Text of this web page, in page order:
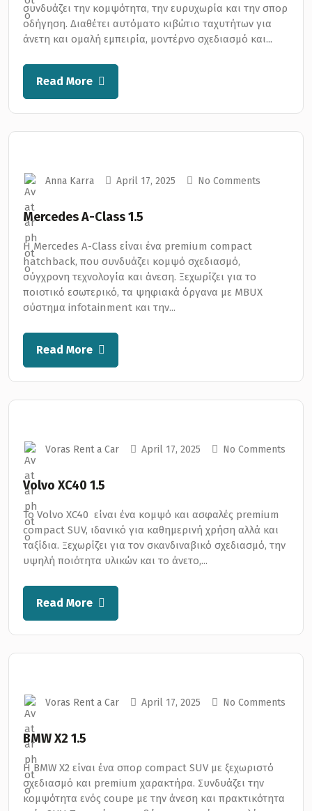
συνδυάζει την κομψότητα, την ευρυχωρία και την σπορ
οδήγηση. Διαθέτει αυτόματο κιβώτιο ταχυτήτων για
άνετη και ομαλή εμπειρία, μοντέρνο σχεδιασμό και...
Read More
Anna Karra April 17, 2025 No Comments
Mercedes A-Class 1.5
Η Mercedes A-Class είναι ένα premium compact
hatchback, που συνδυάζει κομψό σχεδιασμό,
σύγχρονη τεχνολογία και άνεση. Ξεχωρίζει για το
ποιοτικό εσωτερικό, τα ψηφιακά όργανα με MBUX
σύστημα infotainment και την...
Read More
Voras Rent a Car April 17, 2025 No Comments
Volvo XC40 1.5
Το Volvo XC40 είναι ένα κομψό και ασφαλές premium
compact SUV, ιδανικό για καθημερινή χρήση αλλά και
ταξίδια. Ξεχωρίζει για τον σκανδιναβικό σχεδιασμό, την
υψηλή ποιότητα υλικών και το άνετο,...
Read More
Voras Rent a Car April 17, 2025 No Comments
BMW X2 1.5
Η BMW X2 είναι ένα σπορ compact SUV με ξεχωριστό
σχεδιασμό και premium χαρακτήρα. Συνδυάζει την
κομψότητα ενός coupe με την άνεση και πρακτικότητα